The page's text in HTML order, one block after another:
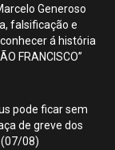
Generoso
falsificação e
á história
FRANCISCO”
pode ficar sem
de greve dos
08)